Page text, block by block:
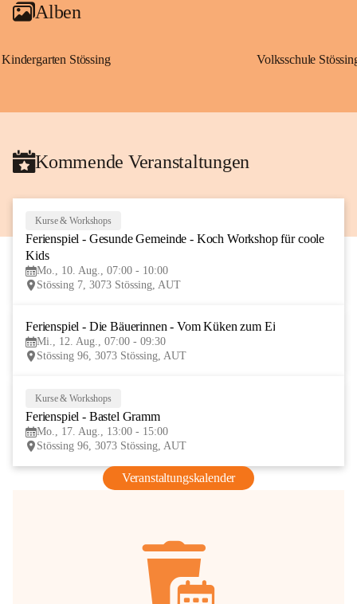
Alben
Kindergarten Stössing Volksschule
Kommende Veranstaltungen
AUG
Kurse & Workshops
Ferienspiel - Gesunde Gemeinde - Koch Workshop für coole
Kids
Mo., 10. Aug., 07:00 - 10:00
Stössing 7, 3073 Stössing, AUT
Ferienspiel - Die Bäuerinnen - Vom Küken zum Ei
Mi., 12. Aug., 07:00 - 09:30
Stössing 96, 3073 Stössing, AUT
Kurse & Workshops
Ferienspiel - Bastel Gramm
Mo., 17. Aug., 13:00 - 15:00
Stössing 96, 3073 Stössing, AUT
Veranstaltungskalender